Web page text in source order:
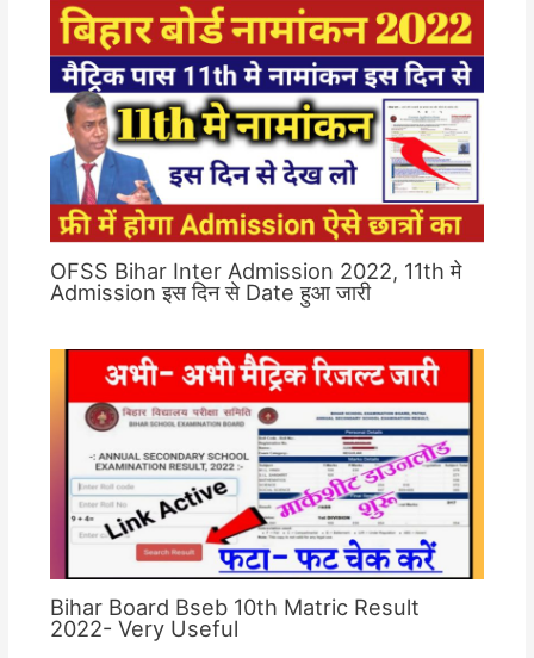
OFSS Bihar Inter Admission 2022, 11th मे
Admission इस दिन से Date हुआ जारी
Bihar Board Bseb 10th Matric Result
2022- Very Useful